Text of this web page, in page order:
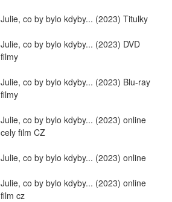
Julie, co by bylo kdyby... (2023) Titulky
Julie, co by bylo kdyby... (2023) DVD
filmy
Julie, co by bylo kdyby... (2023) Blu-ray
filmy
Julie, co by bylo kdyby... (2023) online
cely film CZ
Julie, co by bylo kdyby... (2023) online
Julie, co by bylo kdyby... (2023) online
film cz